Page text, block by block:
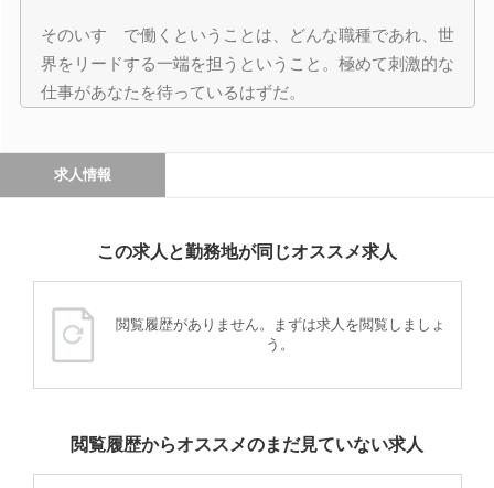
そのいすゞで働くということは、どんな職種であれ、世
界をリードする一端を担うということ。極めて刺激的な
仕事があなたを待っているはずだ。
求人情報
この求人と勤務地が同じオススメ求人
閲覧履歴がありません。まずは求人を閲覧しましょ
う。
閲覧履歴からオススメのまだ見ていない求人